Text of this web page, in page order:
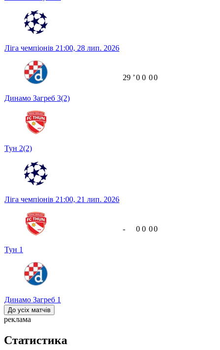
Ліга чемпіонів 21:00, 28 лип. 2026
Динамо Загреб 3(2)
Тун 2(2)
29 ʼ0 0 00
Ліга чемпіонів 21:00, 21 лип. 2026
Тун 1
Динамо Загреб 1
- 0 0 00
До усіх матчів
реклама
Статистика